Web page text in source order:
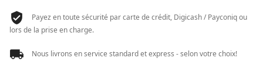
Payez en toute sécurité par carte de crédit, Digicash / Payconiq ou
lors de la prise en charge.
Nous livrons en service standard et express - selon votre choix!